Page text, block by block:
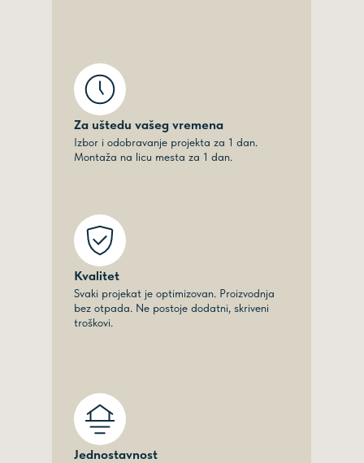
Za uštedu vašeg vremena
Izbor i odobravanje projekta za 1 dan.
Montaža na licu mesta za 1 dan.
Kvalitet
Svaki projekat je optimizovan. Proizvodnja
bez otpada. Ne postoje dodatni, skriveni
troškovi.
Jednostavnost